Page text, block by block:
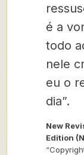
é a
todo
nele
eu o
dia”.
New
Edition